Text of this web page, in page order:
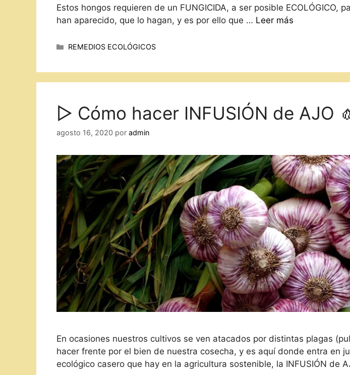
Estos hongos requieren de un FUNGICIDA, a ser posible
han aparecido, que lo hagan, y es por ello que … Leer más
Categorías
REMEDIOS ECOLÓGICOS
▷ Cómo hacer INFUSIÓN de AJO
agosto 16, 2020 por admin
En ocasiones nuestros cultivos se ven atacados por distintas plagas
hacer frente por el bien de nuestra cosecha, y es aquí donde entra en
ecológico casero que hay en la agricultura sostenible, la INFUSIÓN de